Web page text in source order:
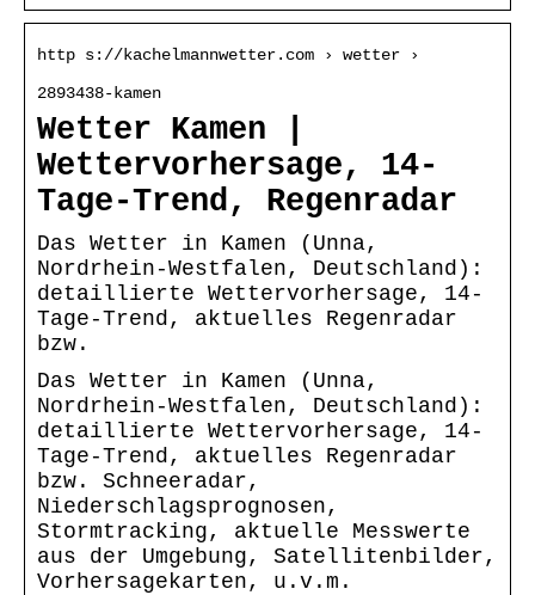
http s://kachelmannwetter.com › wetter ›
2893438-kamen
Wetter Kamen |
Wettervorhersage, 14-
Tage-Trend, Regenradar
Das Wetter in Kamen (Unna,
Nordrhein-Westfalen, Deutschland):
detaillierte Wettervorhersage, 14-
Tage-Trend, aktuelles Regenradar
bzw.
Das Wetter in Kamen (Unna,
Nordrhein-Westfalen, Deutschland):
detaillierte Wettervorhersage, 14-
Tage-Trend, aktuelles Regenradar
bzw. Schneeradar,
Niederschlagsprognosen,
Stormtracking, aktuelle Messwerte
aus der Umgebung, Satellitenbilder,
Vorhersagekarten, u.v.m.